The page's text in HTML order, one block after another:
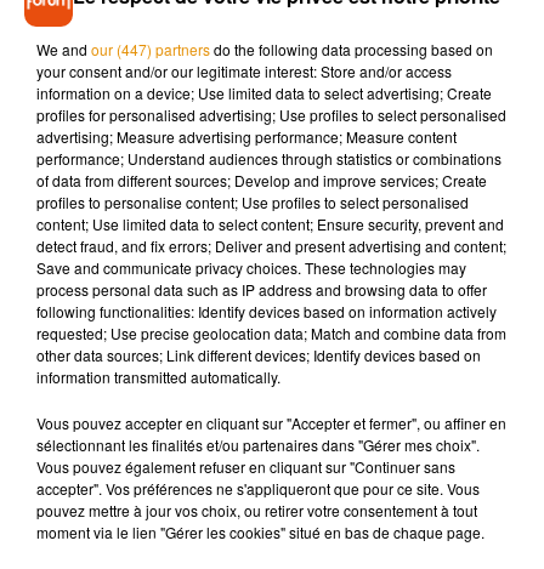
d'initiatives pour travailler de manière plus productive et
efficace.
Un exemple concret de changement de comportement :
fin de l’usage d’Internet à titre personnel (e-mail,
Facebook , etc).
Iain Lees-Galloway, le ministre néo-zélandais du Travail,
s’est réjoui de ces résultats "très intéressants" et a
encouragé toutes les entreprises du pays à suivre
l’exemple . Soyons sûrs quede nombreux Français et
Françaises seraient aussi partants pour tenter
l’expérience. Pendant 43 ans ?
Musique
We and our (447) partnersdo the following data processing based on
your consent and/or our legitimate interest: Store and/or access
information on a device; Use limited data to select advertising; Create
profiles for personalised advertising; Use profiles to select personalised
advertising; Measure advertising performance; Measure content
performance; Understand audiences through statistics or combinations
of data from different sources; Develop and improve services; Create
profiles to personalise content; Use profiles to select personalised
content; Use limited data to select content; Ensure security, prevent and
detect fraud, and fix errors; Deliver and present advertising and content;
Save and communicate privacy choices. These technologies may
process personal data such as IP address and browsing data to offer
following functionalities: Identify devices based on information actively
requested; Use precise geolocation data; Match and combine data from
other data sources; Link different devices; Identify devices based on
information transmitted automatically.
Vous pouvez accepter en cliquant sur "Accepter et fermer", ou affiner en
sélectionnant les finalités et/ou partenaires dans "Gérer mes choix".
Vous pouvez également refuser en cliquant sur "Continuer sans
accepter". Vos préférences ne s'appliqueront que pour ce site. Vous
pouvez mettre à jour vos choix, ou retirer votre consentement à tout
moment via le lien "Gérer les cookies" situé en bas de chaque page.